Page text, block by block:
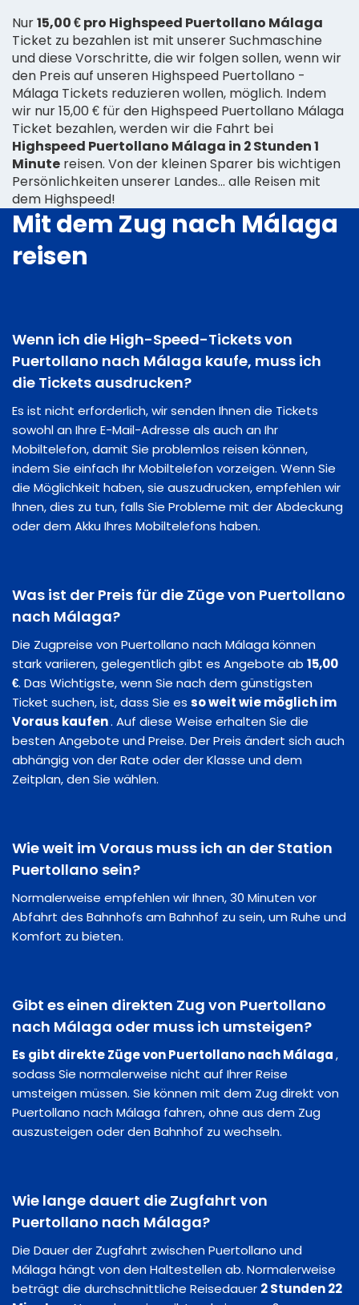
Nur15,00 € pro Highspeed Puertollano Málaga
Ticket zu bezahlen ist mit unserer Suchmaschine
und diese Vorschritte, die wir folgen sollen, wenn wir
den Preis auf unseren Highspeed Puertollano -
Málaga Tickets reduzieren wollen, möglich. Indem
wir nur 15,00 € für den Highspeed Puertollano Málaga
Ticket bezahlen, werden wir die Fahrt bei
Highspeed Puertollano Málaga in 2 Stunden 1
Minute reisen. Von der kleinen Sparer bis wichtigen
Persönlichkeiten unserer Landes... alle Reisen mit
dem Highspeed!
Mit dem Zug nach Málaga
reisen
Wenn ich die High-Speed-Tickets von
Puertollano nach Málaga kaufe, muss ich
die Tickets ausdrucken?
Es ist nicht erforderlich, wir senden Ihnen die Tickets
sowohl an Ihre E-Mail-Adresse als auch an Ihr
Mobiltelefon, damit Sie problemlos reisen können,
indem Sie einfach Ihr Mobiltelefon vorzeigen. Wenn Sie
die Möglichkeit haben, sie auszudrucken, empfehlen wir
Ihnen, dies zu tun, falls Sie Probleme mit der Abdeckung
oder dem Akku Ihres Mobiltelefons haben.
Was ist der Preis für die Züge von Puertollano
nach Málaga?
Die Zugpreise von Puertollano nach Málaga können
stark variieren, gelegentlich gibt es Angebote ab 15,00
€. Das Wichtigste, wenn Sie nach dem günstigsten
Ticket suchen, ist, dass Sie es so weit wie möglich im
Voraus kaufen. Auf diese Weise erhalten Sie die
besten Angebote und Preise. Der Preis ändert sich auch
abhängig von der Rate oder der Klasse und dem
Zeitplan, den Sie wählen.
Wie weit im Voraus muss ich an der Station
Puertollano sein?
Normalerweise empfehlen wir Ihnen, 30 Minuten vor
Abfahrt des Bahnhofs am Bahnhof zu sein, um Ruhe und
Komfort zu bieten.
Gibt es einen direkten Zug von Puertollano
nach Málaga oder muss ich umsteigen?
Es gibt direkte Züge von Puertollano nach Málaga,
sodass Sie normalerweise nicht auf Ihrer Reise
umsteigen müssen. Sie können mit dem Zug direkt von
Puertollano nach Málaga fahren, ohne aus dem Zug
auszusteigen oder den Bahnhof zu wechseln.
Wie lange dauert die Zugfahrt von
Puertollano nach Málaga?
Die Dauer der Zugfahrt zwischen Puertollano und
Málaga hängt von den Haltestellen ab. Normalerweise
beträgt die durchschnittliche Reisedauer 2 Stunden 22